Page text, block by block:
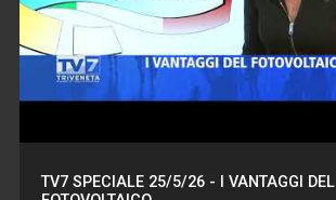
TV7 SPECIALE 25/5/26 - I VANTAGGI DEL